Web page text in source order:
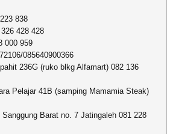
838
428 428
000 959
085640900366
236G (ruko blkg Alfamart) 082 136
Pelajar 41B (samping Mamamia Steak)
Barat no. 7 Jatingaleh 081 228